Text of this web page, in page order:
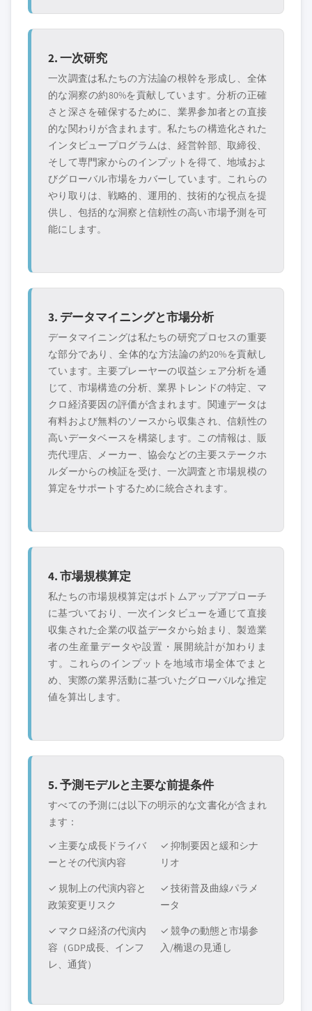
2. 一次研究
一次調査は私たちの方法論の根幹を形成し、全体
的な洞察の約80%を貢献しています。分析の正確
さと深さを確保するために、業界参加者との直接
的な関わりが含まれます。私たちの構造化された
インタビュープログラムは、経営幹部、取締役、
そして専門家からのインプットを得て、地域およ
びグローバル市場をカバーしています。これらの
やり取りは、戦略的、運用的、技術的な視点を提
供し、包括的な洞察と信頼性の高い市場予測を可
能にします。
3. データマイニングと市場分析
データマイニングは私たちの研究プロセスの重要
な部分であり、全体的な方法論の約20%を貢献し
ています。主要プレーヤーの収益シェア分析を通
じて、市場構造の分析、業界トレンドの特定、マ
クロ経済要因の評価が含まれます。関連データは
有料および無料のソースから収集され、信頼性の
高いデータベースを構築します。この情報は、販
売代理店、メーカー、協会などの主要ステークホ
ルダーからの検証を受け、一次調査と市場規模の
算定をサポートするために統合されます。
4. 市場規模算定
私たちの市場規模算定はボトムアップアプローチ
に基づいており、一次インタビューを通じて直接
収集された企業の収益データから始まり、製造業
者の生産量データや設置・展開統計が加わりま
す。これらのインプットを地域市場全体でまと
め、実際の業界活動に基づいたグローバルな推定
値を算出します。
5. 予測モデルと主要な前提条件
すべての予測には以下の明示的な文書化が含まれ
ます：
✓ 主要な成長ドライバ
ーとその代演内容
✓ 抑制要因と緩和シナ
リオ
✓ 規制上の代演内容と
政策変更リスク
✓ 技術普及曲線パラメ
ータ
✓ マクロ経済の代演内
容（GDP成長、インフ
レ、通貨）
✓ 競争の動態と市場参
入/椭退の見通し